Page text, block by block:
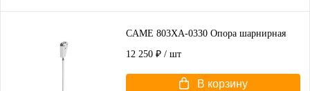
CAME 803XA-0330 Опора шарнирная
12 250 ₽ / шт
В корзину